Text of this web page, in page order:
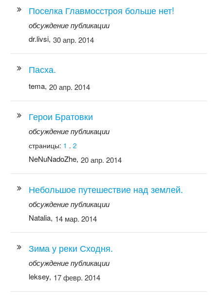
Поселка Главмосстроя больше нет!
обсуждение публикации
dr.livsi, 30 апр. 2014
Пасха.
tema, 20 апр. 2014
Герои Братовки
обсуждение публикации
страницы: 1 .2
NeNuNadoZhe, 20 апр. 2014
Небольшое путешествие над землей.
обсуждение публикации
Natalia, 14 мар. 2014
Зима у реки Сходня.
обсуждение публикации
leksey, 17 февр. 2014